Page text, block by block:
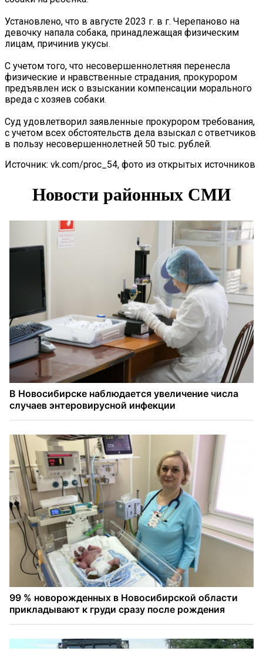
Установлено, что в августе 2023 г. в г. Черепаново на
девочку напала собака, принадлежащая физическим
лицам, причинив укусы.
С учетом того, что несовершеннолетняя перенесла
физические и нравственные страдания, прокурором
предъявлен иск о взыскании компенсации морального
вреда с хозяев собаки.
Суд удовлетворил заявленные прокурором требования,
с учетом всех обстоятельств дела взыскал с ответчиков
в пользу несовершеннолетней 50 тыс. рублей.
Источник: vk.com/proc_54, фото из открытых источников